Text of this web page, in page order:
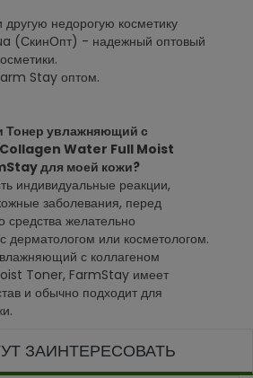
другую недорогую косметику
(СкинОпт) - надежный оптовый
Stay оптом.
Тонер увлажняющий с
Collagen Water Full Moist
для моей кожи?
индивидуальные реакции,
заболевания, перед
средства желательно
дерматологом или косметологом.
с коллагеном
Toner, FarmStay имеет
и обычно подходит для
ЗАИНТЕРЕСОВАТЬ